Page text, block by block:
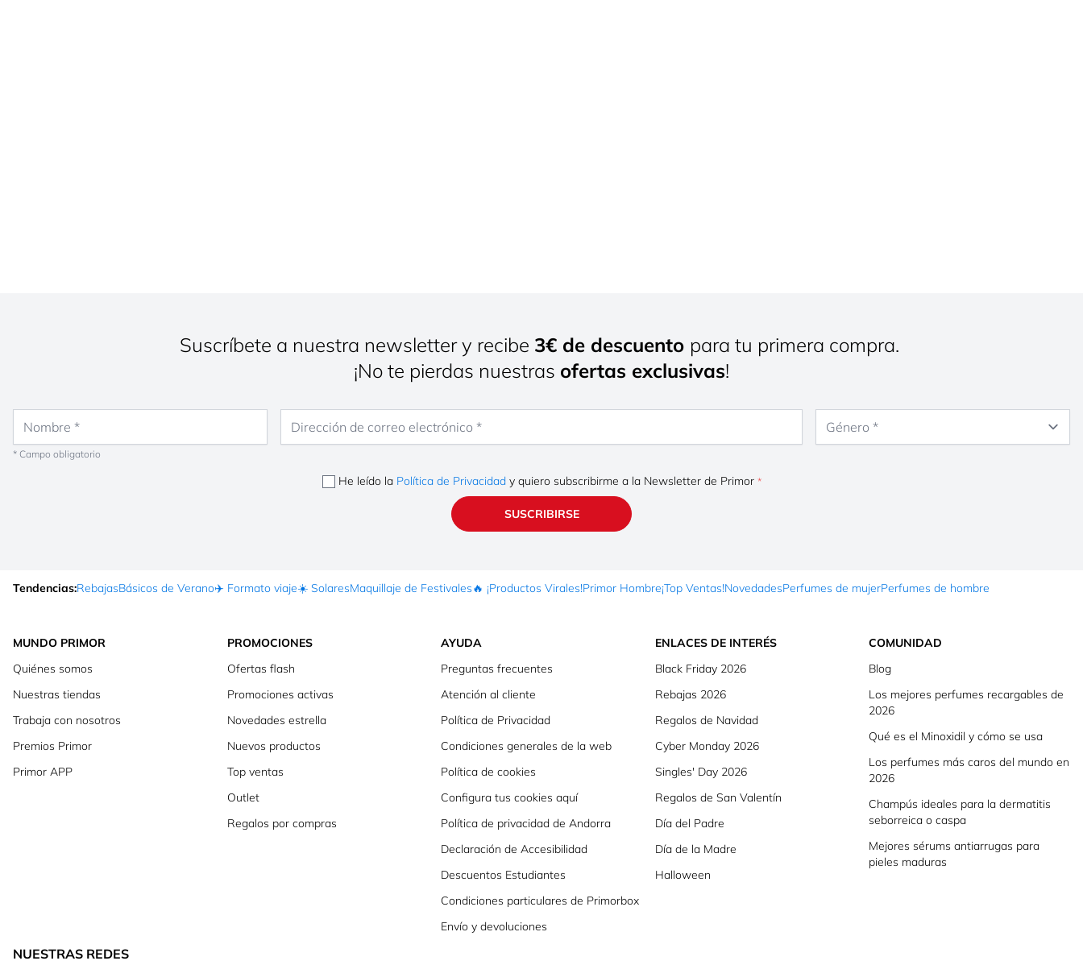
Suscríbete a nuestra newsletter y recibe 3€ de descuento para tu primera compra.
¡No te pierdas nuestras ofertas exclusivas!
* Campo obligatorio
He leído la Política de Privacidady quiero subscribirme a la Newsletter de Primor
SUSCRIBIRSE
Tendencias:RebajasBásicos de Verano✈️ Formato viaje☀️ SolaresMaquillaje de Festivales🔥 ¡Productos Virales!Primor Hombre¡Top Ventas!NovedadesPerfumes de mujerPerfumes de hombre
MUNDO PRIMOR
Quiénes somos
Nuestras tiendas
Trabaja con nosotros
Premios Primor
Primor APP
PROMOCIONES
Ofertas flash
Promociones activas
Novedades estrella
Nuevos productos
Top ventas
Outlet
Regalos por compras
AYUDA
Preguntas frecuentes
Atención al cliente
Política de Privacidad
Condiciones generales de la web
Política de cookies
Configura tus cookies aquí
Política de privacidad de Andorra
Declaración de Accesibilidad
Descuentos Estudiantes
Condiciones particulares de Primorbox
Envío y devoluciones
ENLACES DE INTERÉS
Black Friday 2026
Rebajas 2026
Regalos de Navidad
Cyber Monday 2026
Singles' Day 2026
Regalos de San Valentín
Día del Padre
Día de la Madre
Halloween
COMUNIDAD
Blog
Los mejores perfumes recargables de
2026
Qué es el Minoxidil y cómo se usa
Los perfumes más caros del mundo en
2026
Champús ideales para la dermatitis
seborreica o caspa
Mejores sérums antiarrugas para
pieles maduras
NUESTRAS REDES